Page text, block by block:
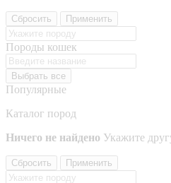
Сбросить Применить
Породы кошек
Выбрать все
Популярные
Каталог пород
Ничего не найдено Укажите
Сбросить Применить